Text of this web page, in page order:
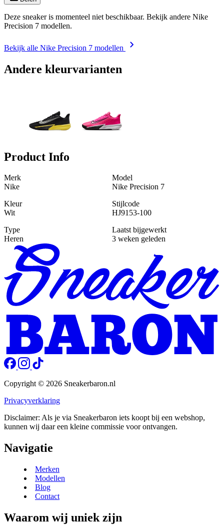
Deze sneaker is momenteel niet beschikbaar. Bekijk andere Nike
Precision 7 modellen.
Bekijk alle Nike Precision 7 modellen
Andere kleurvarianten
Product Info
Merk
Nike
Model
Nike Precision 7
Kleur
Wit
Stijlcode
HJ9153-100
Type
Heren
Laatst bijgewerkt
3 weken geleden
Copyright © 2026 Sneakerbaron.nl
Privacyverklaring
Disclaimer: Als je via Sneakerbaron iets koopt bij een webshop,
kunnen wij daar een kleine commissie voor ontvangen.
Navigatie
Merken
Modellen
Blog
Contact
Waarom wij uniek zijn